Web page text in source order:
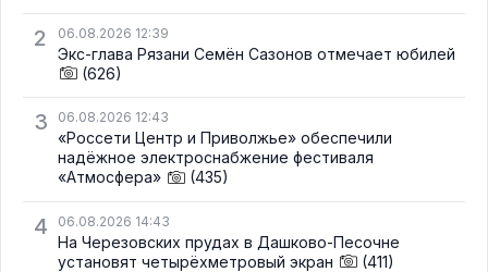
2 06.08.2026 12:39
Экс-глава Рязани Семён Сазонов отмечает юбилей
(626)
3 06.08.2026 12:43
«Россети Центр и Приволжье» обеспечили
надёжное электроснабжение фестиваля
«Атмосфера»
(435)
4 06.08.2026 14:43
На Черезовских прудах в Дашково-Песочне
установят четырёхметровый экран
(411)